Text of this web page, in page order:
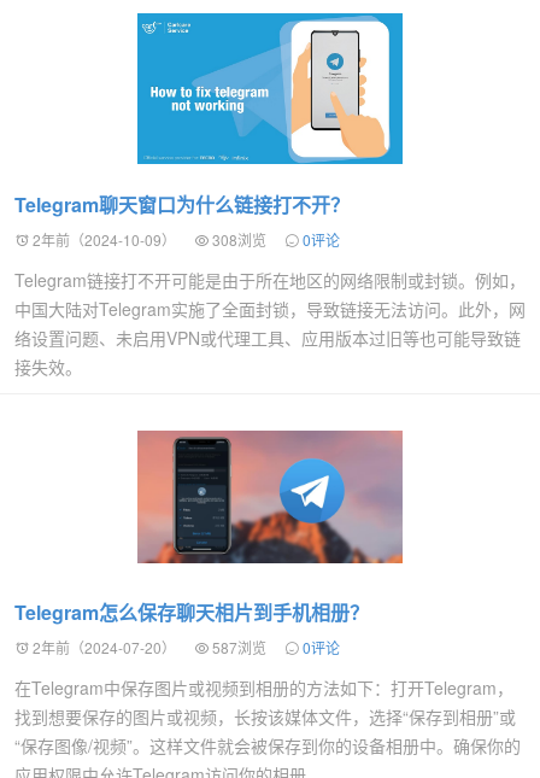
Telegram聊天窗口为什么链接打不开？
2年前（2024-10-09） 308浏览 0评论
Telegram链接打不开可能是由于所在地区的网络限制或封锁。例如，
中国大陆对Telegram实施了全面封锁，导致链接无法访问。此外，网
络设置问题、未启用VPN或代理工具、应用版本过旧等也可能导致链
接失效。
Telegram怎么保存聊天相片到手机相册？
2年前（2024-07-20） 587浏览 0评论
在Telegram中保存图片或视频到相册的方法如下：打开Telegram，
找到想要保存的图片或视频，长按该媒体文件，选择“保存到相册”或
“保存图像/视频”。这样文件就会被保存到你的设备相册中。确保你的